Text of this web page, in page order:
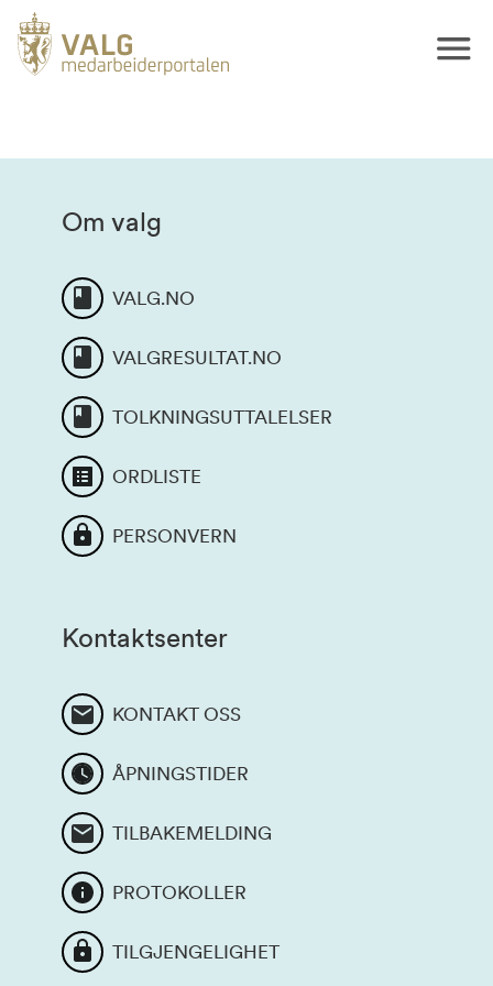
Om valg
VALG.NO
VALGRESULTAT.NO
TOLKNINGSUTTALELSER
ORDLISTE
PERSONVERN
Kontaktsenter
KONTAKT OSS
ÅPNINGSTIDER
TILBAKEMELDING
PROTOKOLLER
TILGJENGELIGHET